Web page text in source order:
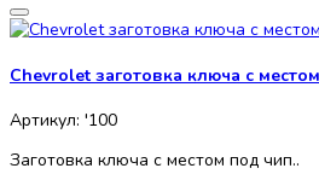
Chevrolet заготовка ключа с
Артикул: '100
Заготовка ключа с местом под чип..